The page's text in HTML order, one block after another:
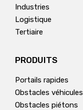
Industries
Logistique
Tertiaire
PRODUITS
Portails rapides
Obstacles véhicules
Obstacles piétons